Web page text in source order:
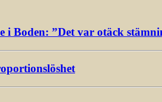
i Boden: ”Det var otäck